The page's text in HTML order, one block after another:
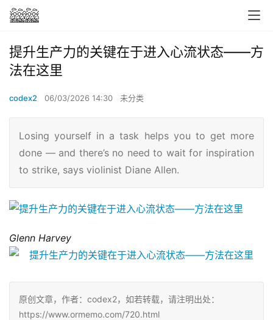
提升生产力的关键在于进入心流状态——方
法在这里
codex2 06/03/2026 14:30 未分类
Losing yourself in a task helps you to get more
done — and there’s no need to wait for inspiration
to strike, says violinist Diane Allen.
Glenn Harvey
原创文章，作者：codex2，如若转载，请注明出处：
https://www.ormemo.com/720.html